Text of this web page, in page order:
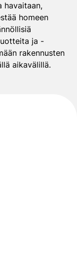
havaitaan,
homeen
ja -
rakennusten
aikavälillä.